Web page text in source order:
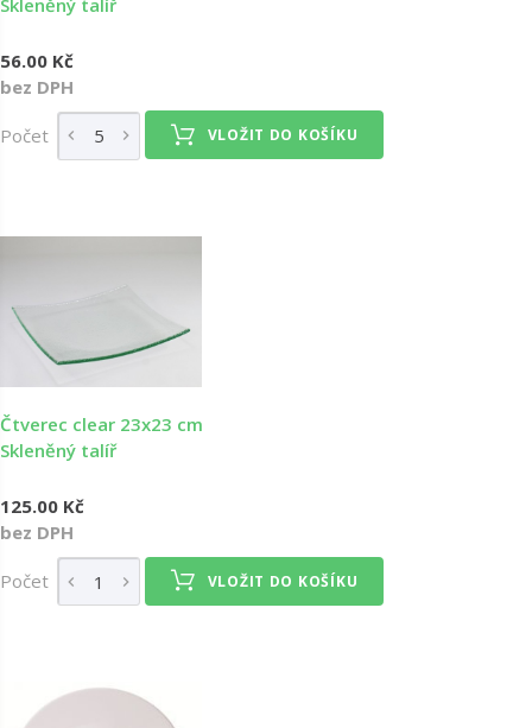
56.00 Kč
bez DPH
Počet VLOŽIT DO KOŠÍKU
Čtverec clear 23x23 cm
Skleněný talíř
125.00 Kč
bez DPH
Počet VLOŽIT DO KOŠÍKU